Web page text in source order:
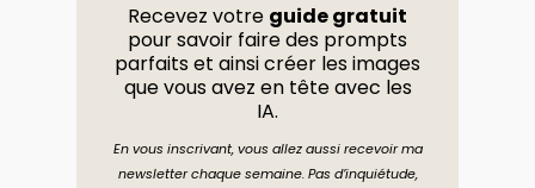
Recevez votre guide gratuit
pour savoir faire des prompts
parfaits et ainsi créer les images
que vous avez en tête avec les
IA.
En vous inscrivant, vous allez aussi recevoir ma
newsletter chaque semaine. Pas d’inquiétude,